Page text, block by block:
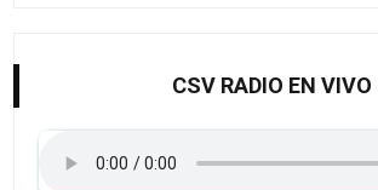
CSV RADIO EN VIVO